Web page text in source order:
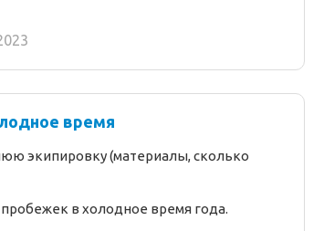
время
экипировку (материалы, сколько
в холодное время года.